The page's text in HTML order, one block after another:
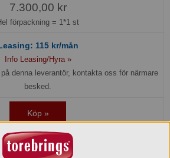
7.300,00 kr
förpackning = 1*1 st
115kr/mån
Info Leasing/Hyra »
denna leverantör, kontakta oss för närmare
besked.
Köp »